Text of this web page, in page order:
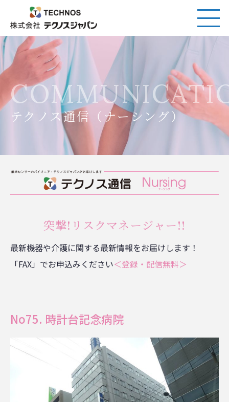
テクノス通信（ナーシング）
突撃!リスクマネージャー!!
最新機器や介護に関する最新情報をお届けします！
「FAX」でお申込みください＜登録・配信無料＞
No75. 時計台記念病院